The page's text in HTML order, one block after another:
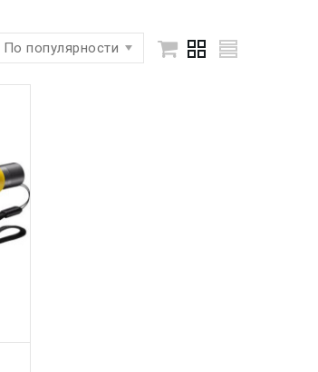
По популярности